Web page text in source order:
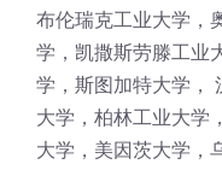
布伦瑞克工业大学，
学，凯撒斯劳滕工业
学，斯图加特大学，
大学，柏林工业大学
大学，美因茨大学，